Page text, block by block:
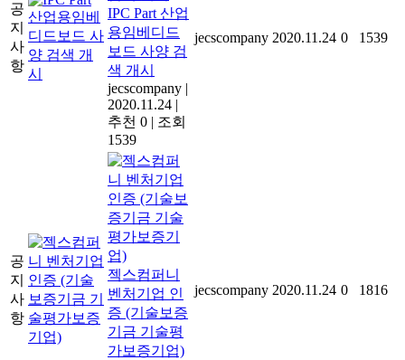
공
지
사
항
IPC Part 산업
용임베디드
보드 사양 검
색 개시
jecscompany |
2020.11.24 |
추천 0 | 조회
1539
jecscompany 2020.11.24 0 1539
공
지
사
항
젝스컴퍼니
벤처기업 인
증 (기술보증
기금 기술평
가보증기업)
jecscompany 2020.11.24 0 1816